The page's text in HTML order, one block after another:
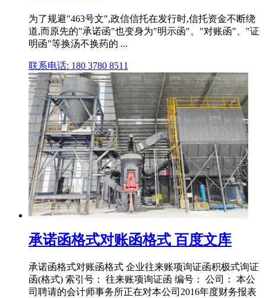
为了规避"463号文",政信信托在发行时,信托资金不断绕
道,而原先的"承诺函"也变身为"明示函"、"对账函"、"证
明函"等换汤不换药的 ...
联系电话: 180 3780 8511
承诺函格式对账函格式 百度文库
承诺函格式对账函格式 企业往来账项询证函积极式询证
函(格式) 索引号： 往来账项询证函 编号： 公司： 本公
司聘请的会计师事务所正在对本公司2016年度财务报表